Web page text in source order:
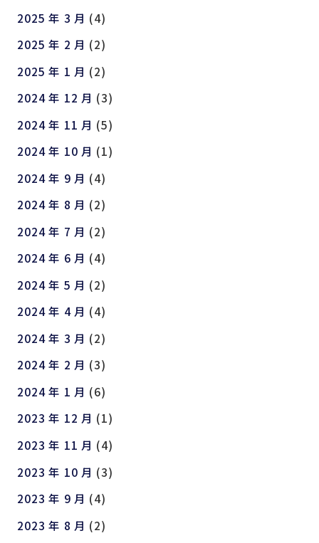
2025 年 3 月 (4)
2025 年 2 月 (2)
2025 年 1 月 (2)
2024 年 12 月 (3)
2024 年 11 月 (5)
2024 年 10 月 (1)
2024 年 9 月 (4)
2024 年 8 月 (2)
2024 年 7 月 (2)
2024 年 6 月 (4)
2024 年 5 月 (2)
2024 年 4 月 (4)
2024 年 3 月 (2)
2024 年 2 月 (3)
2024 年 1 月 (6)
2023 年 12 月 (1)
2023 年 11 月 (4)
2023 年 10 月 (3)
2023 年 9 月 (4)
2023 年 8 月 (2)